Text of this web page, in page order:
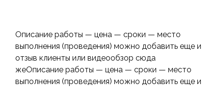
Описание работы — цена — сроки — место
выполнения (проведения) можно добавить еще и
отзыв клиенты или видеообзор сюда
жеОписание работы — цена — сроки — место
выполнения (проведения) можно добавить еще и